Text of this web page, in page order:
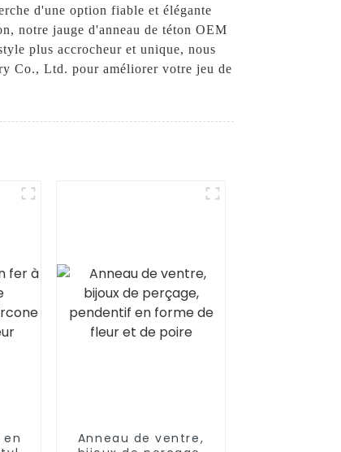
d'une option fiable et élégante
notre jauge d'anneau de téton OEM
plus accrocheur et unique, nous
Co., Ltd. pour améliorer votre jeu de
Anneau de ventre,